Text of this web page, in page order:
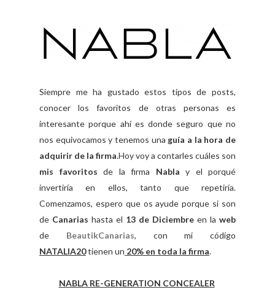
Siempre me ha gustado estos tipos de posts,
conocer los favoritos de otras personas es
interesante porque ahí es donde seguro que no
nos equivocamos y tenemos una guía a la hora de
adquirir de la firma.Hoy voy a contarles cuáles son
mis favoritos de la firma Nabla y el porqué
invertiría en ellos, tanto que repetiría.
Comenzamos, espero que os ayude porque si son
de Canarias hasta el 13 de Diciembre en la web
de
BeautikCanarias, con mi código
NATALIA20tienen un 20% en toda la firma.
NABLA RE-GENERATION CONCEALER